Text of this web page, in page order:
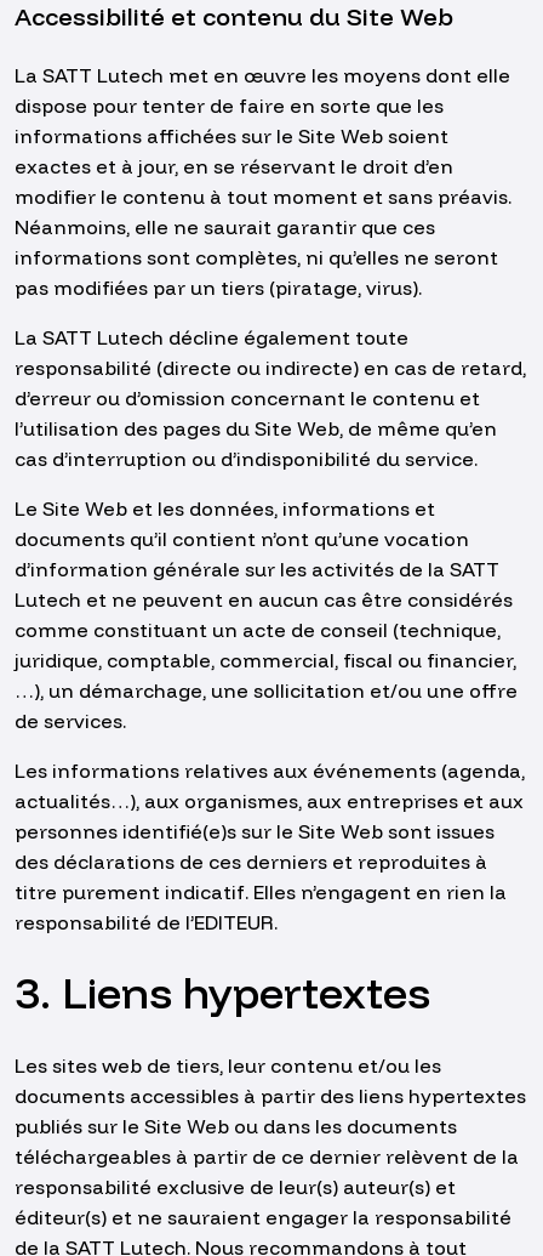
Accessibilité et contenu du Site Web
La SATT Lutech met en œuvre les moyens dont elle
dispose pour tenter de faire en sorte que les
informations affichées sur le Site Web soient
exactes et à jour, en se réservant le droit d’en
modifier le contenu à tout moment et sans préavis.
Néanmoins, elle ne saurait garantir que ces
informations sont complètes, ni qu’elles ne seront
pas modifiées par un tiers (piratage, virus).
La SATT Lutech décline également toute
responsabilité (directe ou indirecte) en cas de retard,
d’erreur ou d’omission concernant le contenu et
l’utilisation des pages du Site Web, de même qu’en
cas d’interruption ou d’indisponibilité du service.
Le Site Web et les données, informations et
documents qu’il contient n’ont qu’une vocation
d’information générale sur les activités de la SATT
Lutech et ne peuvent en aucun cas être considérés
comme constituant un acte de conseil (technique,
juridique, comptable, commercial, fiscal ou financier,
…), un démarchage, une sollicitation et/ou une offre
de services.
Les informations relatives aux événements (agenda,
actualités…), aux organismes, aux entreprises et aux
personnes identifié(e)s sur le Site Web sont issues
des déclarations de ces derniers et reproduites à
titre purement indicatif. Elles n’engagent en rien la
responsabilité de l’EDITEUR.
3. Liens hypertextes
Les sites web de tiers, leur contenu et/ou les
documents accessibles à partir des liens hypertextes
publiés sur le Site Web ou dans les documents
téléchargeables à partir de ce dernier relèvent de la
responsabilité exclusive de leur(s) auteur(s) et
éditeur(s) et ne sauraient engager la responsabilité
de la SATT Lutech. Nous recommandons à tout